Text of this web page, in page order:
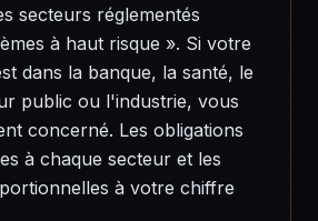
secteurs réglementés
à haut risque ». Si votre
dans la banque, la santé, le
public ou l'industrie, vous
concerné. Les obligations
à chaque secteur et les
à votre chiffre